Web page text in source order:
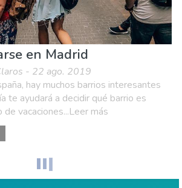
en Madrid
- 22 ago. 2019
hay muchos barrios interesantes
te ayudará a decidir qué barrio es
vacaciones...Leer más